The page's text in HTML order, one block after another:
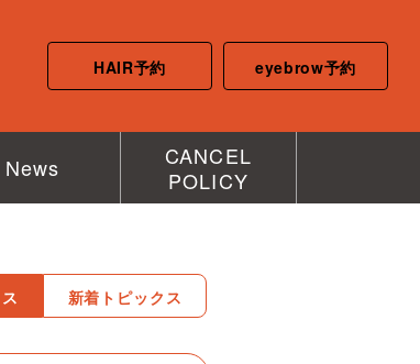
HAIR予約 eyebrow予約
News
CANCEL
POLICY
新着トピックス